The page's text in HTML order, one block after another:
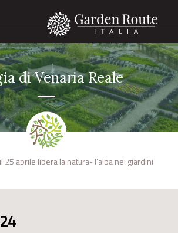
di Venaria Reale
il 25 aprile libera la natura- l’alba nei giardini